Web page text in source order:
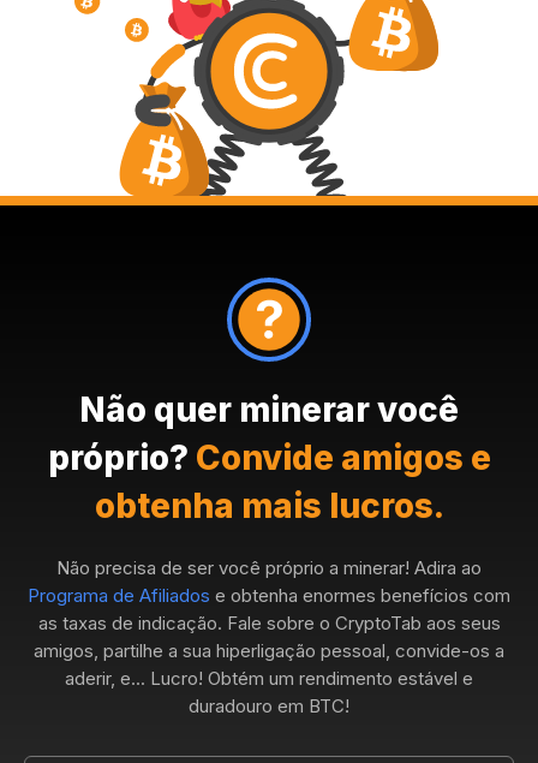
Não quer minerar você
próprio? Convide amigos e
obtenha mais lucros.
Não precisa de ser você próprio a minerar! Adira ao
Programa de Afiliados e obtenha enormes benefícios com
as taxas de indicação. Fale sobre o CryptoTab aos seus
amigos, partilhe a sua hiperligação pessoal, convide-os a
aderir, e... Lucro! Obtém um rendimento estável e
duradouro em BTC!